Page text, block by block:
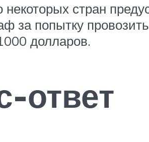
некоторых стран
за попытку
долларов.
ответ